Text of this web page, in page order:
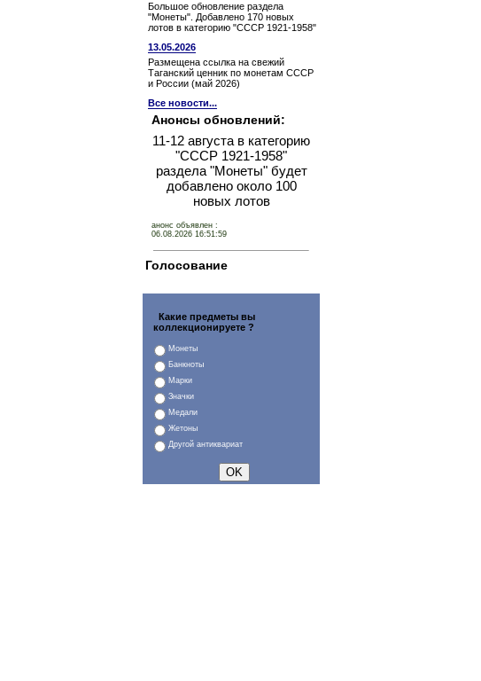
Большое обновление раздела
"Монеты". Добавлено 170 новых
лотов в категорию "СССР 1921-1958"
13.05.2026
Размещена ссылка на свежий
Таганский ценник по монетам СССР
и России (май 2026)
Все новости...
Анонсы обновлений:
11-12 августа в категорию
"СССР 1921-1958"
раздела "Монеты" будет
добавлено около 100
новых лотов
анонс объявлен :
06.08.2026 16:51:59
Голосование
Какие предметы вы
коллекционируете ?
Монеты
Банкноты
Марки
Значки
Медали
Жетоны
Другой антиквариат